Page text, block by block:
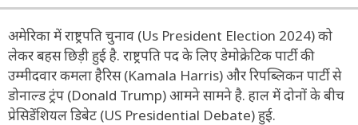
अमेरिका में राष्ट्रपति चुनाव (Us President Election 2024) को
लेकर बहस छिड़ी हुई है. राष्ट्रपति पद के लिए डेमोक्रेटिक पार्टी की
उम्मीदवार कमला हैरिस (Kamala Harris) और रिपब्लिकन पार्टी से
डोनाल्ड ट्रंप (Donald Trump) आमने सामने है. हाल में दोनों के बीच
प्रेसिडेंशियल डिबेट (US Presidential Debate) हुई.